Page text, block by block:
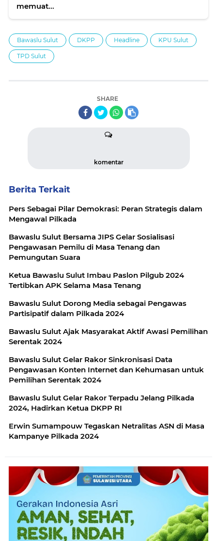
memuat...
Bawaslu Sulut DKPP Headline KPU Sulut
TPD Sulut
SHARE
komentar
Berita Terkait
Pers Sebagai Pilar Demokrasi: Peran Strategis dalam
Mengawal Pilkada
Bawaslu Sulut Bersama JIPS Gelar Sosialisasi
Pengawasan Pemilu di Masa Tenang dan
Pemungutan Suara
Ketua Bawaslu Sulut Imbau Paslon Pilgub 2024
Tertibkan APK Selama Masa Tenang
Bawaslu Sulut Dorong Media sebagai Pengawas
Partisipatif dalam Pilkada 2024
Bawaslu Sulut Ajak Masyarakat Aktif Awasi Pemilihan
Serentak 2024
Bawaslu Sulut Gelar Rakor Sinkronisasi Data
Pengawasan Konten Internet dan Kehumasan untuk
Pemilihan Serentak 2024
Bawaslu Sulut Gelar Rakor Terpadu Jelang Pilkada
2024, Hadirkan Ketua DKPP RI
Erwin Sumampouw Tegaskan Netralitas ASN di Masa
Kampanye Pilkada 2024